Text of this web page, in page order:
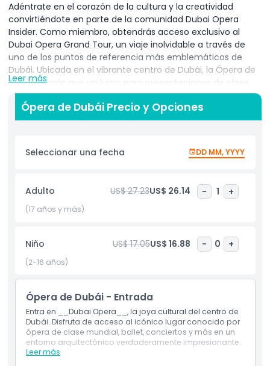
Adéntrate en el corazón de la cultura y la creatividad
convirtiéndote en parte de la comunidad Dubai Opera
Insider. Como miembro, obtendrás acceso exclusivo al
Dubai Opera Grand Tour, un viaje inolvidable a través de
uno de los puntos de referencia más emblemáticos de
Dubái. Ubicada en el vibrante centro de Dubái, la Ópera de
Dubái es más que un lugar para presentaciones de clase
mundial, es una verdadera obra maestra arquitectónica y
cultural. El Gran Tour te lleva entre bastidores, revelando
historias fascinantes, detalles ocultos y la rica herencia que
único en forma de dhow hasta la avanzada tecnología
detrás de su escenario, cada rincón de la Ópera de Dubái
perfecta para amantes del arte, entusiastas de la
arquitectura y visitantes curiosos por igual. Explorarás áreas
que usualmente están fuera del alcance del público y
de la escena artística y cultural de Dubái. No pierdas la
oportunidad de descubrir los secretos de esta joya cultural
moderna. Regístrate en la experiencia Dubai Opera Insider
Aspectos Destacados
Inclusiones
Leer más
Ópera de Dubái Precio y Opciones
Seleccionar una fecha DD MM, YYYY
Adulto US$ 27.23US$ 26.14 - 1 +
(17 años y más)
Niño US$ 17.05US$ 16.88 - 0 +
(2-16 años)
Ópera de Dubái - Entrada
Entra en __Dubai Opera__, la joya cultural del centro de
Dubái. Disfruta de acceso al icónico lugar conocido por
ópera de clase mundial, ballet, conciertos y más en un
entorno arquitectónico verdaderamente impresionante.
Leer más
Incluye